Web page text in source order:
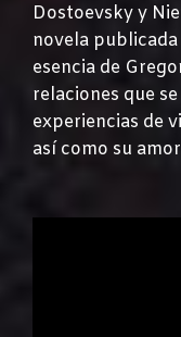
Dostoevsky y
novela
esencia de
relaciones que
experiencias de
así como su